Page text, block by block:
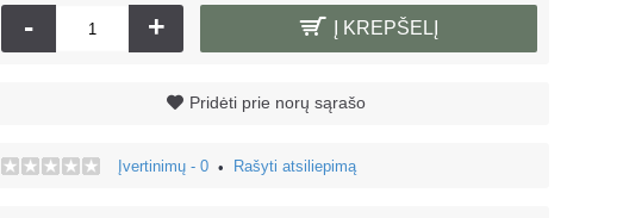
- + Į KREPŠELĮ
Pridėti prie norų sąrašo
Įvertinimų - 0 • Rašyti atsiliepimą